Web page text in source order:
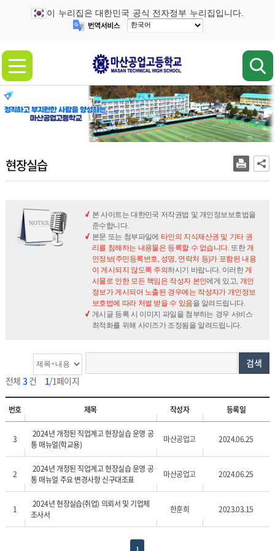
이 누리집은 대한민국 공식 전자정부 누리집입니다.
현장실습
본 사이트는 대한민국 저작권법 및 개인정보보호법을
준수합니다.
본문 또는 첨부파일에 타인의 지식재산권 및 기타 권
리를 침해하는 내용물은 등록할 수 없습니다. 또한 개
인정보(주민등록번호, 성명, 연락처 등)가 포함된 내용
이 게시되지 않도록 주의하시기 바랍니다. 이러한 게
시물로 인한 모든 책임은 작성자 본인에게 있고, 개인
정보가 게시되어 노출된 경우에는 작성자가 개인정보
보호법에 따라 처벌 받을 수 있음을 알려드립니다.
게시글 등록 시 이미지 파일을 첨부하는 경우 서비스
최적화를 위해 사이즈가 조정됨을 알려드립니다.
전체 3건 1/1페이지
검색
번호 제목 작성자 등록일
3
2024년 개정된 직업계고 현장실습 운영 공
통 매뉴얼(학교용)
마산공업고 2024.06.25
2
2024년 개정된 직업계고 현장실습 운영 공
통 매뉴얼 주요 변경사항 신구대조표
마산공업고 2024.06.25
1
2024년 현장실습(취업) 의뢰서 및 기업체
조사서
한훈희 2023.03.15